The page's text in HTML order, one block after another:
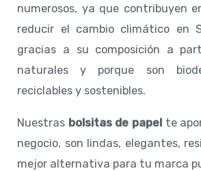
numerosos, ya que contribuyen
reducir el cambio climático en
gracias a su composición a
naturales y porque son
reciclables y sostenibles.
Nuestras bolsitas de papel te
negocio, son lindas, elegantes,
mejor alternativa para tu marca